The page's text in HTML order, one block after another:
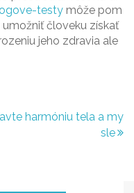
testy môže pom
človeku získať
jeho zdravia ale
harmóniu tela a my
sle